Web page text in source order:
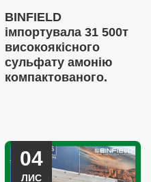
BINFIELD
імпортувала 31 500т
високоякісного
сульфату амонію
компактованого.
04
ЛИС